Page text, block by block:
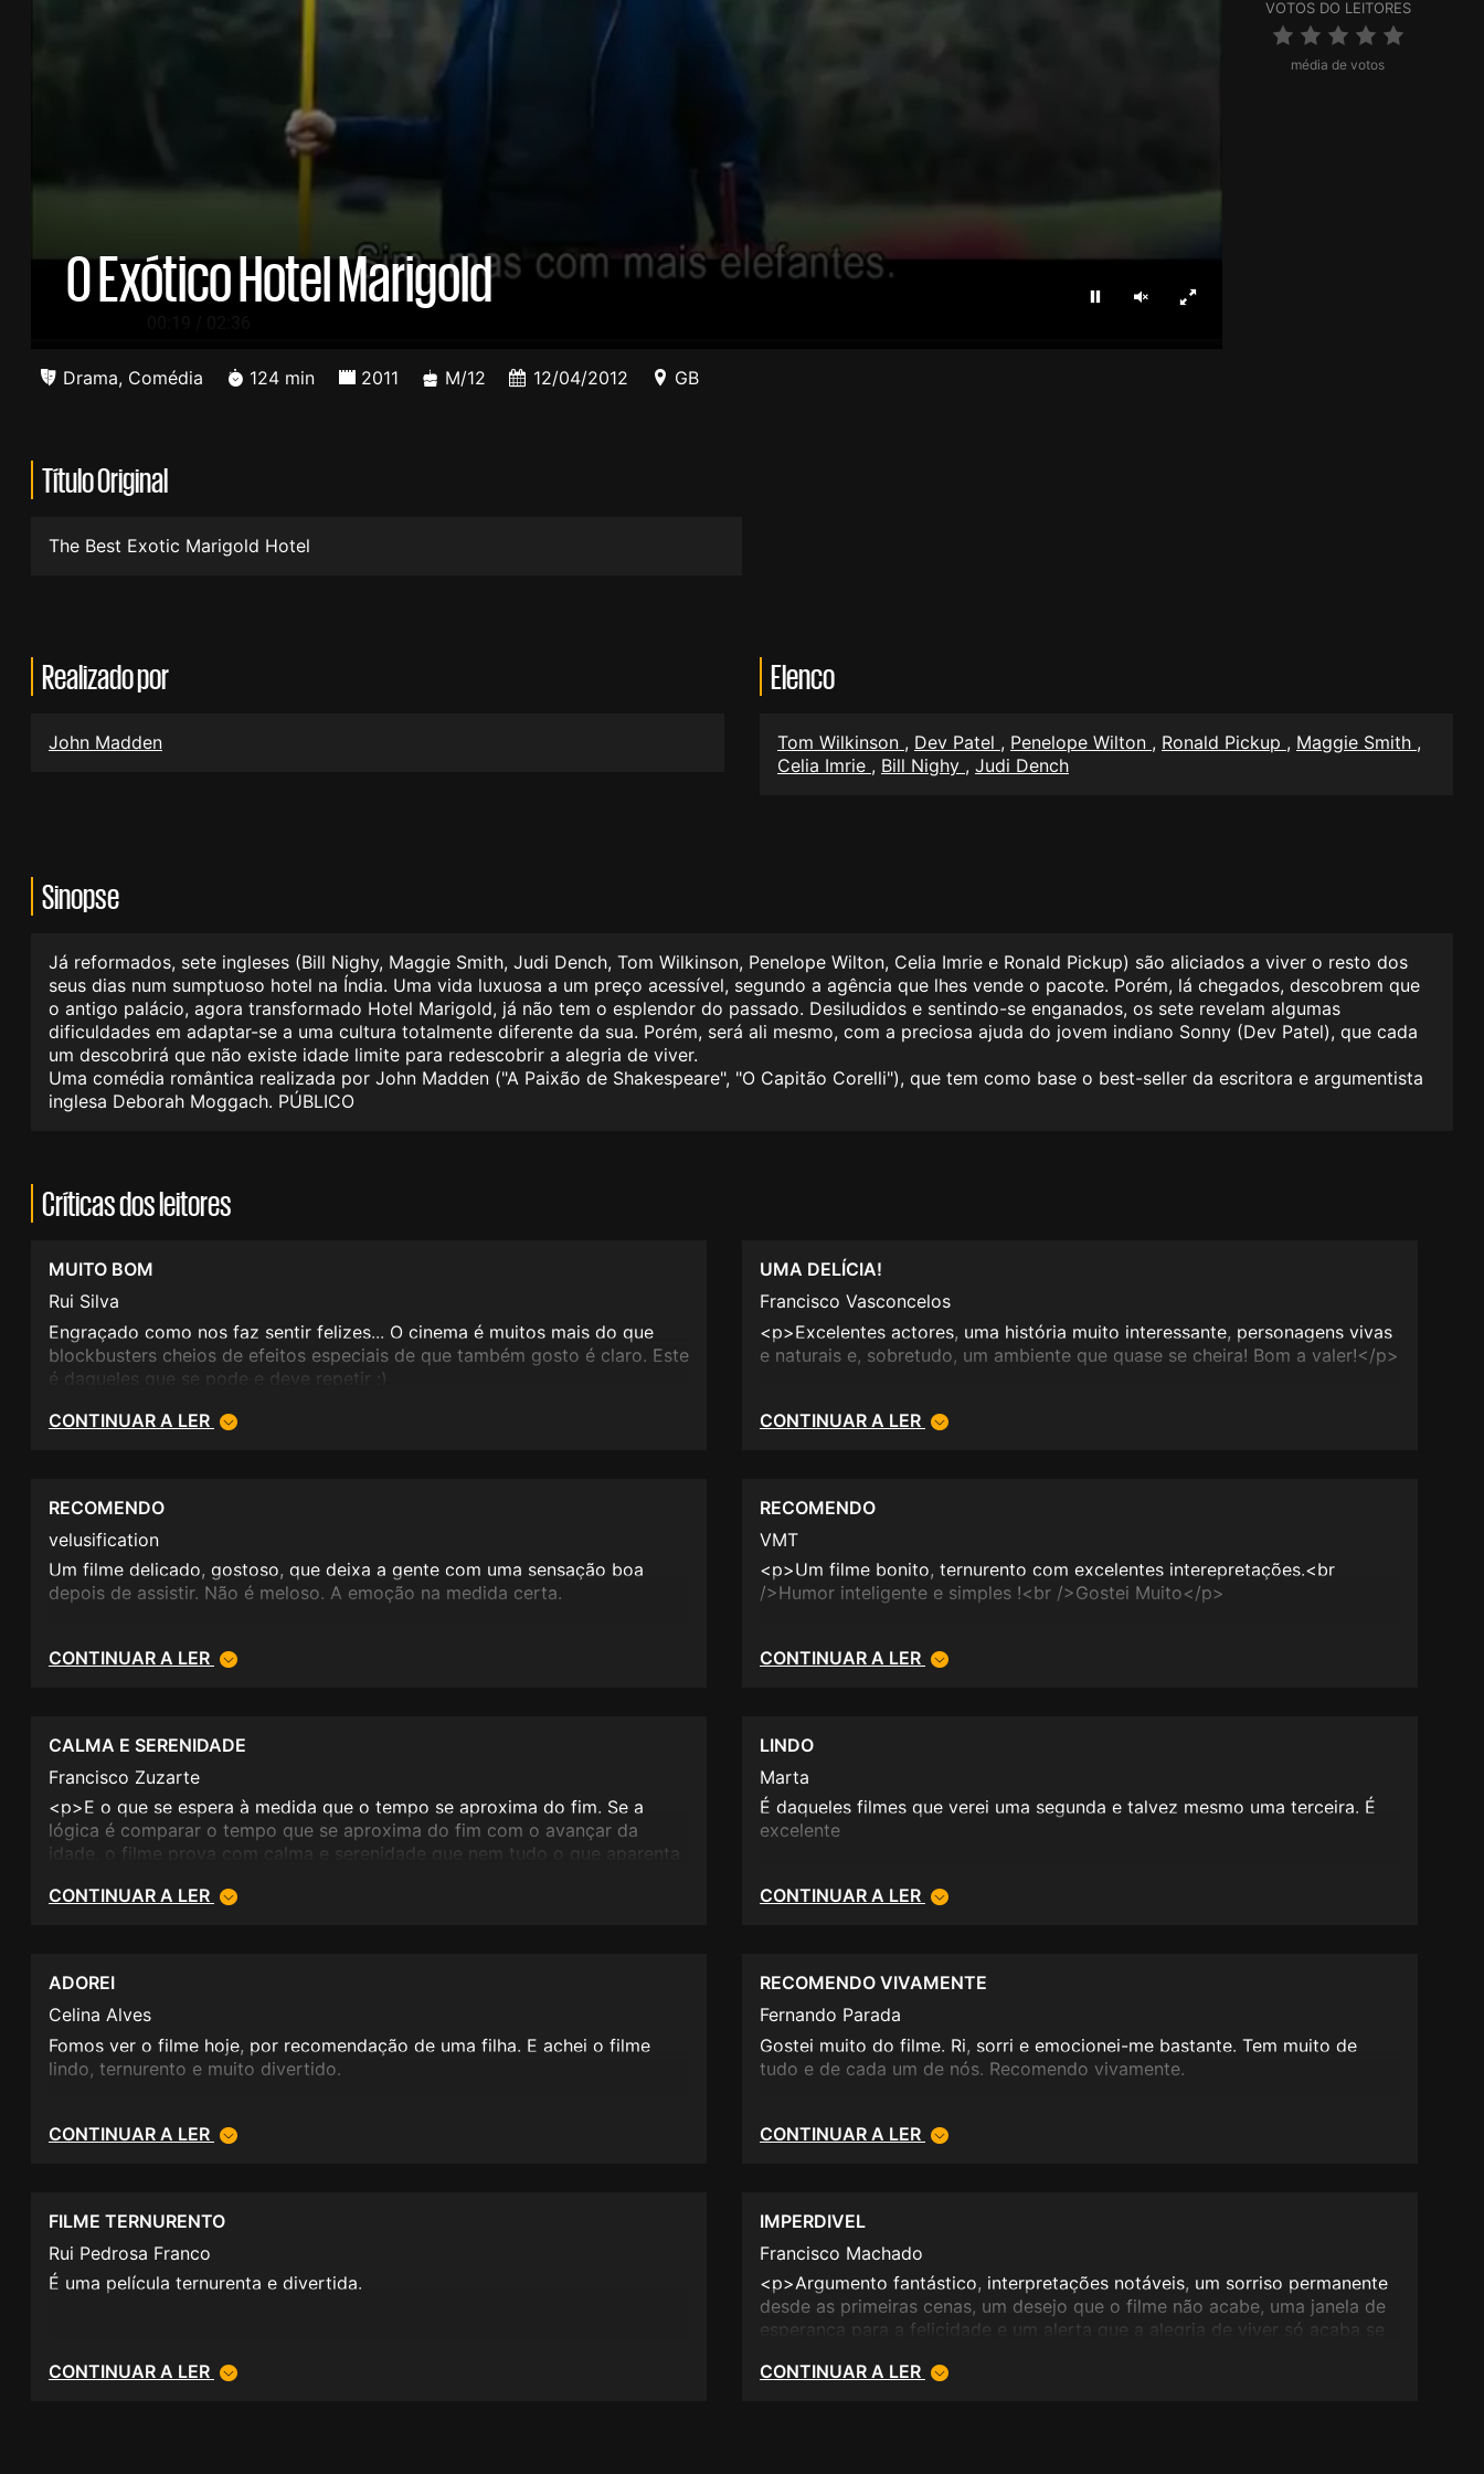
PararLigar somEcrã inteiro
O Exótico Hotel Marigold
VOTOS DO LEITORES
média de votos
Drama, Comédia 124 min 2011 M/12 12/04/2012 GB
Título Original
The Best Exotic Marigold Hotel
Realizado por
John Madden
Elenco
Tom Wilkinson , Dev Patel , Penelope Wilton , Ronald Pickup , Maggie Smith ,
Celia Imrie , Bill Nighy , Judi Dench
Sinopse
Já reformados, sete ingleses (Bill Nighy, Maggie Smith, Judi Dench, Tom Wilkinson, Penelope Wilton, Celia Imrie e Ronald Pickup) são aliciados a viver o resto dos
seus dias num sumptuoso hotel na Índia. Uma vida luxuosa a um preço acessível, segundo a agência que lhes vende o pacote. Porém, lá chegados, descobrem que
o antigo palácio, agora transformado Hotel Marigold, já não tem o esplendor do passado. Desiludidos e sentindo-se enganados, os sete revelam algumas
dificuldades em adaptar-se a uma cultura totalmente diferente da sua. Porém, será ali mesmo, com a preciosa ajuda do jovem indiano Sonny (Dev Patel), que cada
um descobrirá que não existe idade limite para redescobrir a alegria de viver.
Uma comédia romântica realizada por John Madden ("A Paixão de Shakespeare", "O Capitão Corelli"), que tem como base o best-seller da escritora e argumentista
inglesa Deborah Moggach. PÚBLICO
Críticas dos leitores
MUITO BOM
Rui Silva
Engraçado como nos faz sentir felizes... O cinema é muitos mais do que
blockbusters cheios de efeitos especiais de que também gosto é claro. Este
é daqueles que se pode e deve repetir :)
CONTINUAR A LER
UMA DELÍCIA!
Francisco Vasconcelos
<p>Excelentes actores, uma história muito interessante, personagens vivas
e naturais e, sobretudo, um ambiente que quase se cheira! Bom a valer!</p>
CONTINUAR A LER
RECOMENDO
velusification
Um filme delicado, gostoso, que deixa a gente com uma sensação boa
depois de assistir. Não é meloso. A emoção na medida certa.
CONTINUAR A LER
RECOMENDO
VMT
<p>Um filme bonito, ternurento com excelentes interepretações.<br
/>Humor inteligente e simples !<br />Gostei Muito</p>
CONTINUAR A LER
CALMA E SERENIDADE
Francisco Zuzarte
<p>E o que se espera à medida que o tempo se aproxima do fim. Se a
lógica é comparar o tempo que se aproxima do fim com o avançar da
idade, o filme prova com calma e serenidade que nem tudo o que aparenta
sonora que devia ter aproveitado a verdadeira musica indiana. Ainda assim
CONTINUAR A LER
LINDO
Marta
É daqueles filmes que verei uma segunda e talvez mesmo uma terceira. É
excelente
CONTINUAR A LER
ADOREI
Celina Alves
Fomos ver o filme hoje, por recomendação de uma filha. E achei o filme
lindo, ternurento e muito divertido.
CONTINUAR A LER
RECOMENDO VIVAMENTE
Fernando Parada
Gostei muito do filme. Ri, sorri e emocionei-me bastante. Tem muito de
tudo e de cada um de nós. Recomendo vivamente.
CONTINUAR A LER
FILME TERNURENTO
Rui Pedrosa Franco
É uma película ternurenta e divertida.
CONTINUAR A LER
IMPERDIVEL
Francisco Machado
<p>Argumento fantástico, interpretações notáveis, um sorriso permanente
desde as primeiras cenas, um desejo que o filme não acabe, uma janela de
esperança para a felicidade e um alerta que a alegria de viver só acaba se
CONTINUAR A LER